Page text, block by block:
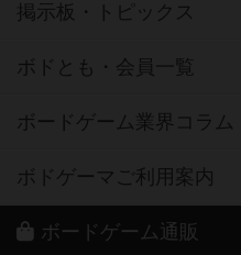
掲示板・トピックス
ボドとも・会員一覧
ボードゲーム業界コラム
ボドゲーマご利用案内
ボードゲーム通販